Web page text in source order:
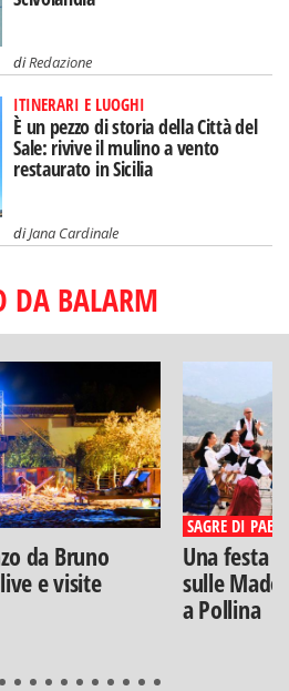
diRedazione
ITINERARI E LUOGHI
È un pezzo di storia della Città del
Sale: rivive il mulino a vento
restaurato in Sicilia
diJana Cardinale
DA BALARM
da Bruno
e visite
SAGRE DI PAESE
Una festa
sulle
a Pollina